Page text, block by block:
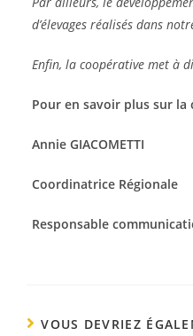
d’élevages réalisés dans
Enfin, la coopérative met à
Pour en savoir plus sur la
Annie GIACOMETTI
Coordinatrice Régionale
Responsable
VOUS DEVRIEZ